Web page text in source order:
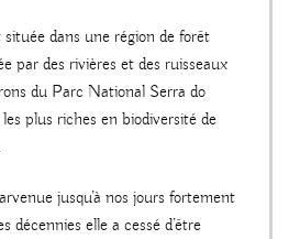
dans une région de forêt
par des rivières et des ruisseaux
du Parc National Serra do
les plus riches en biodiversité de
jusqu’à nos jours fortement
décennies elle a cessé d’être